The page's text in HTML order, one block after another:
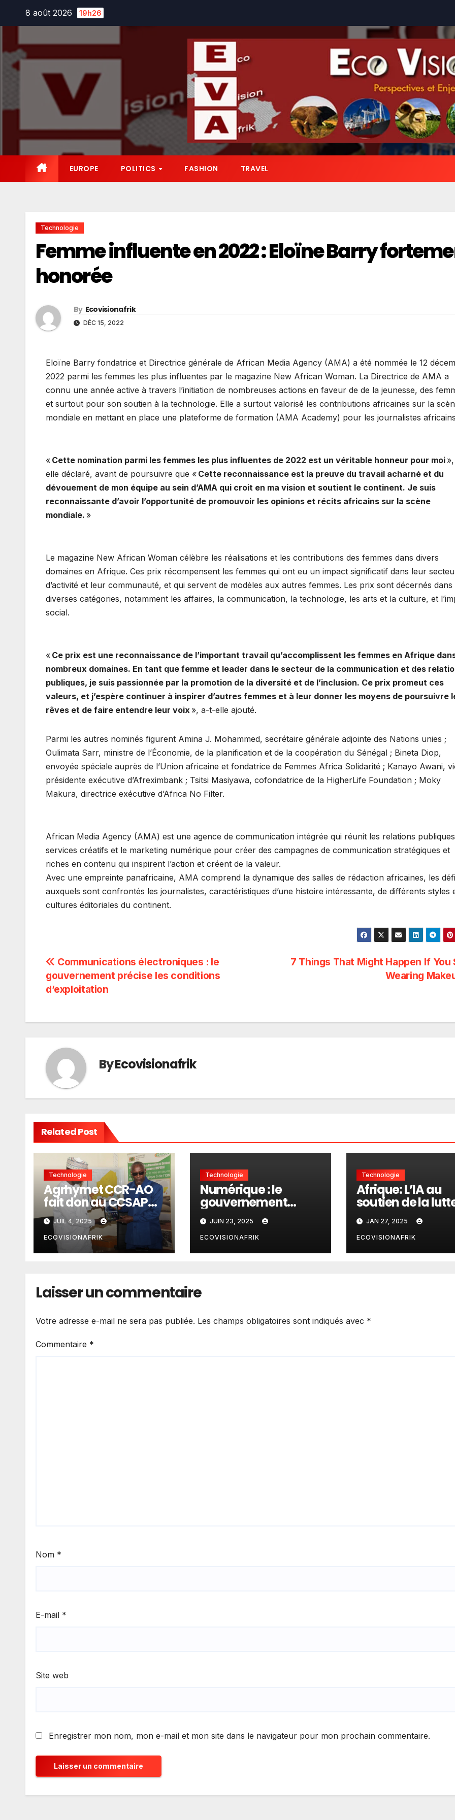
8 août 2026 19h26
EUROPE POLITICS FASHION TRAVEL
Technologie
Femme influente en 2022 : Eloïne Barry
honorée
By Ecovisionafrik
DÉC 15, 2022
Eloïne Barry fondatrice et Directrice générale de African Media Agency (AMA) a été nommée le 12
2022 parmi les femmes les plus influentes par le magazine New African Woman. La Directrice de AMA a
connu une année active à travers l’initiation de nombreuses actions en faveur de de la jeunesse, des
et surtout pour son soutien à la technologie. Elle a surtout valorisé les contributions africaines sur la
mondiale en mettant en place une plateforme de formation (AMA Academy) pour les journalistes
« Cette nomination parmi les femmes les plus influentes de 2022 est un véritable honneur pour moi
elle déclaré, avant de poursuivre que « Cette reconnaissance est la preuve du travail acharné et du
dévouement de mon équipe au sein d’AMA qui croit en ma vision et soutient le continent. Je suis
reconnaissante d’avoir l’opportunité de promouvoir les opinions et récits africains sur la scène
mondiale. »
Le magazine New African Woman célèbre les réalisations et les contributions des femmes dans divers
domaines en Afrique. Ces prix récompensent les femmes qui ont eu un impact significatif dans leur
d’activité et leur communauté, et qui servent de modèles aux autres femmes. Les prix sont décernés dans
diverses catégories, notamment les affaires, la communication, la technologie, les arts et la culture, et
social.
« Ce prix est une reconnaissance de l’important travail qu’accomplissent les femmes en Afrique
nombreux domaines. En tant que femme et leader dans le secteur de la communication et des
publiques, je suis passionnée par la promotion de la diversité et de l’inclusion. Ce prix promeut ces
valeurs, et j’espère continuer à inspirer d’autres femmes et à leur donner les moyens de poursuivre
rêves et de faire entendre leur voix », a-t-elle ajouté.
Parmi les autres nominés figurent Amina J. Mohammed, secrétaire générale adjointe des Nations unies ;
Oulimata Sarr, ministre de l’Économie, de la planification et de la coopération du Sénégal ; Bineta Diop,
envoyée spéciale auprès de l’Union africaine et fondatrice de Femmes Africa Solidarité ; Kanayo Awani,
présidente exécutive d’Afreximbank ; Tsitsi Masiyawa, cofondatrice de la HigherLife Foundation ; Moky
Makura, directrice exécutive d’Africa No Filter.
African Media Agency (AMA) est une agence de communication intégrée qui réunit les relations
services créatifs et le marketing numérique pour créer des campagnes de communication stratégiques et
riches en contenu qui inspirent l’action et créent de la valeur.
Avec une empreinte panafricaine, AMA comprend la dynamique des salles de rédaction africaines, les
auxquels sont confrontés les journalistes, caractéristiques d’une histoire intéressante, de différents styles
cultures éditoriales du continent.
Navigation
de
7 Things That Might Happen If You
Wearing
Communications électroniques : le
gouvernement précise les conditions
d’exploitation
ByEcovisionafrik
Related Post
Technologie
Agrhymet CCR-AO
fait don au CCSAP
de tablettes de la
modernisation
JUIL 4, 2025
ECOVISIONAFRIK
Technologie
Numérique : le
gouvernement
recrute 900 tuteurs
pour la formation à
l’IA et à l’anglais
JUIN 23, 2025
ECOVISIONAFRIK
Technologie
Afrique: L’IA au
soutien de la
contre la
aux médicaments
JAN 27, 2025
ECOVISIONAFRIK
Laisser un commentaire
Votre adresse e-mail ne sera pas publiée. Les champs obligatoires sont indiqués avec *
Commentaire *
Nom *
E-mail *
Site web
Enregistrer mon nom, mon e-mail et mon site dans le navigateur pour mon prochain commentaire.